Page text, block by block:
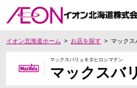
イオン北海道ホーム お店を探す マックス
マックスバリュキタヒロシマテン
マックスバ